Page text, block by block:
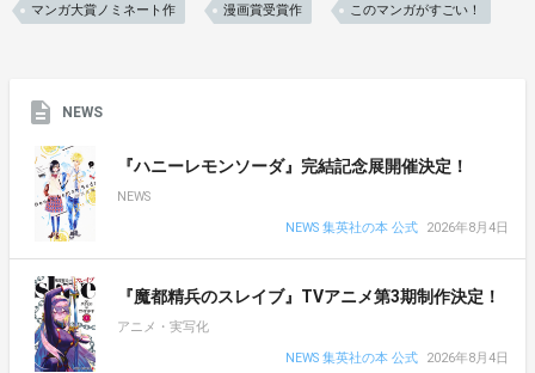
マンガ大賞ノミネート作 漫画賞受賞作 このマンガがすごい！
NEWS
『ハニーレモンソーダ』完結記念展開催決定！
NEWS
NEWS 集英社の本 公式
2026年8月4日
『魔都精兵のスレイブ』TVアニメ第3期制作決定！
アニメ・実写化
NEWS 集英社の本 公式
2026年8月4日